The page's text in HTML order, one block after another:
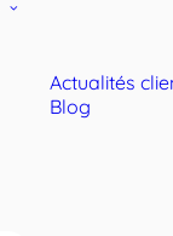
Actualités
Blog